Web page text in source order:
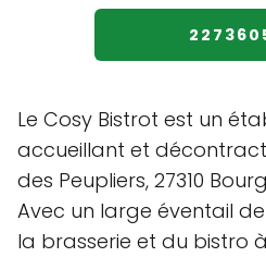
Le Cosy Bistrot est un
accueillant et
des Peupliers, 27310
Avec un large éventail
la brasserie et du bistro